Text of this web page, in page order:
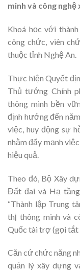
minh và công nghệ
Khoá học với
công chức, viên
thuộc tỉnh Nghệ An.
Thực hiện Quyết
Thủ tướng Chính
thông minh bền
định hướng đến
việc, huy động sự
nhằm đẩy mạnh
hiệu quả.
Theo đó, Bộ Xây
Đất đai và Hạ
“Thành lập Trung
thị thông minh và
Quốc tài trợ (gọi tắt
Căn cứ chức năng
quản lý xây dựng